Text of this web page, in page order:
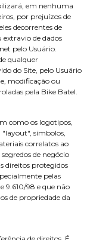
em nenhuma
por prejuízos de
decorrentes de
extravio de dados
pelo Usuário.
qualquer
do Site, pelo Usuário
modificação ou
pela Bike Batel.
como os logotipos,
"layout", símbolos,
correlatos ao
de negócio
direitos protegidos
pelas
9.610/98 e que não
de propriedade da